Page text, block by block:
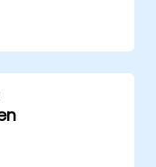
eine Game-
andere